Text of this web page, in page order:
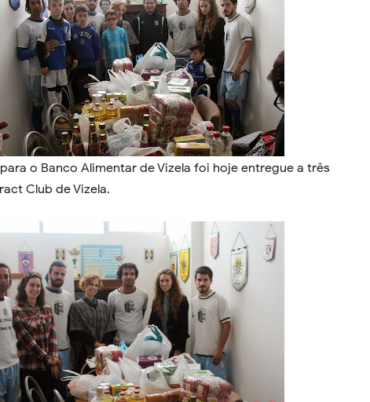
o Banco Alimentar de Vizela foi hoje entregue a três
Club de Vizela.